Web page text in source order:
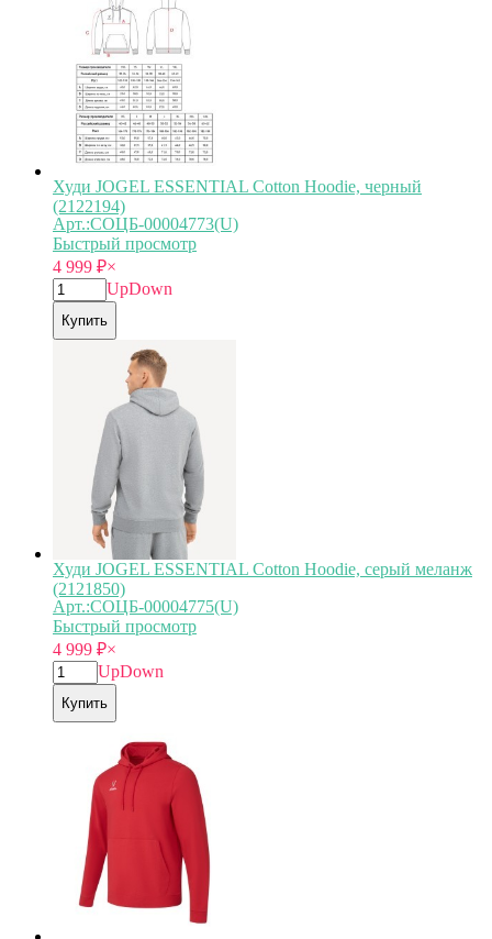
Худи JOGEL ESSENTIAL Cotton Hoodie, черный
(2122194)
Арт.:СОЦБ-00004773(U)
Быстрый просмотр
4 999 ₽×
UpDown
Купить
Худи JOGEL ESSENTIAL Cotton Hoodie, серый меланж
(2121850)
Арт.:СОЦБ-00004775(U)
Быстрый просмотр
4 999 ₽×
UpDown
Купить